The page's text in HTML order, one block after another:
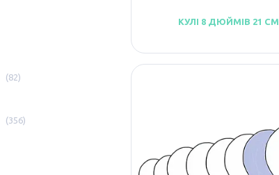
КУЛІ 8 ДЮЙМІВ 21 СМ
82
356